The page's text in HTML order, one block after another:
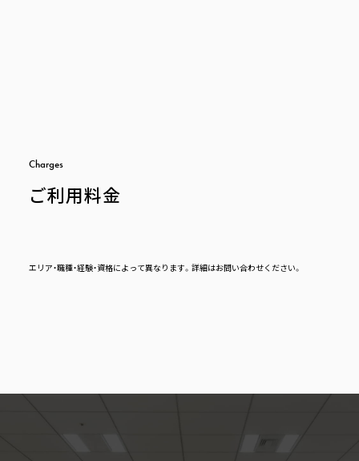
Charges
ご利用料金
エリア・職種・経験・資格によって異なります。詳細はお問い合わせください。